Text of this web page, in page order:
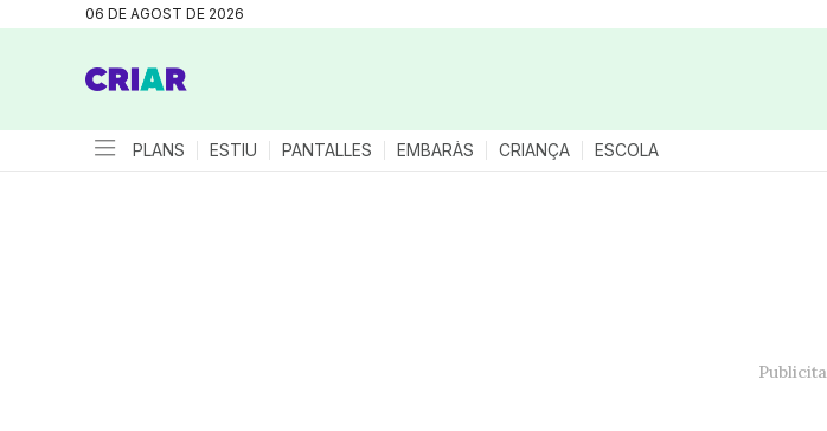
06 DE AGOST DE 2026
PLANS ESTIU PANTALLES EMBARÀS CRIANÇA ESCOLA